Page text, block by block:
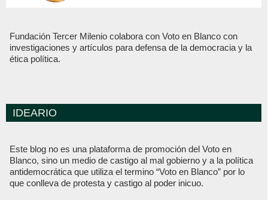
Fundación Tercer Milenio colabora con Voto en Blanco con
investigaciones y artículos para defensa de la democracia y la
ética política.
IDEARIO
Este blog no es una plataforma de promoción del Voto en
Blanco, sino un medio de castigo al mal gobierno y a la política
antidemocrática que utiliza el termino “Voto en Blanco” por lo
que conlleva de protesta y castigo al poder inicuo.